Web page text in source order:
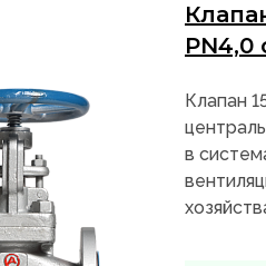
PN4,0
Клапан
в